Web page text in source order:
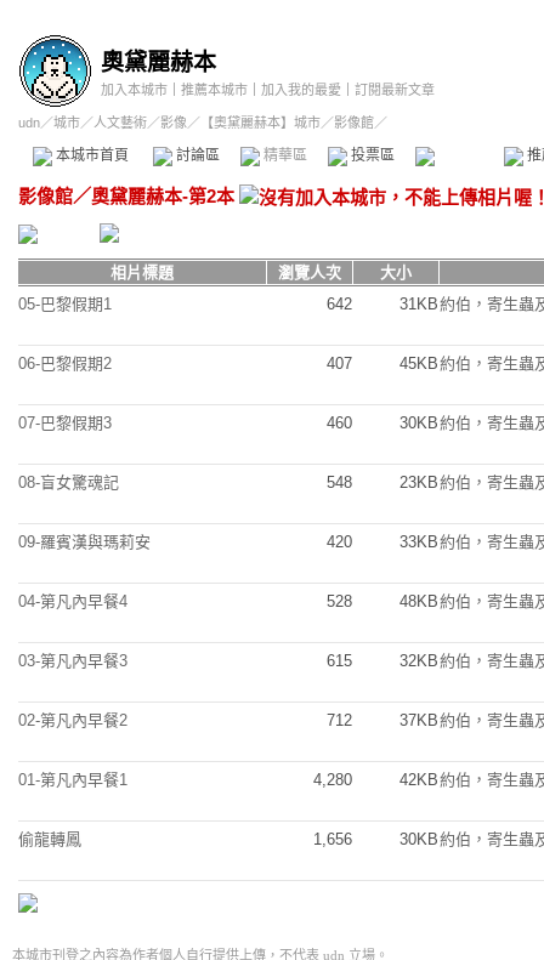
奧黛麗赫本
加入本城市 推薦本城市 加入我的最愛 訂閱最新文章
udn／城市／人文藝術／影像 ／ 【奧黛麗赫本】城市／影像館／
本城市首頁 討論區 精華區 投票區 影像館
影像館／奧黛麗赫本-第2本
相片標題 瀏覽人次
大小
05-巴黎假期1
642 31KB約伯，寄生蟲
06-巴黎假期2 407 45KB約伯，寄生蟲
07-巴黎假期3 460 30KB約伯，寄生蟲
08-盲女驚魂記 548 23KB約伯，寄生蟲
09-羅賓漢與瑪莉安 420 33KB約伯，寄生蟲
04-第凡內早餐4 528 48KB約伯，寄生蟲
03-第凡內早餐3 615 32KB約伯，寄生蟲
02-第凡內早餐2 712 37KB約伯，寄生蟲
01-第凡內早餐1 4,280 42KB約伯，寄生蟲
偷龍轉鳳 1,656 30KB約伯，寄生蟲
本城市刊登之內容為作者個人自行提供上傳，不代表 udn 立場。